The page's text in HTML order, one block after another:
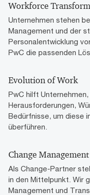
Workforce
Unternehmen stehen
Management und der
Personalentwicklung
PwC die passenden
Evolution of Work
PwC hilft
Herausforderungen,
Bedürfnisse, um diese
überführen.
Change Management
Als Change-Partner
in den Mittelpunkt. Wir
Management und